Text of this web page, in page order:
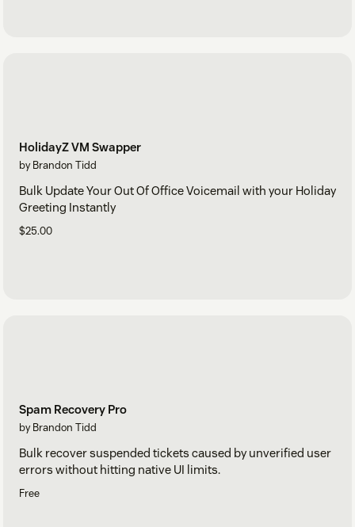
HolidayZ VM Swapper
by Brandon Tidd
Bulk Update Your Out Of Office Voicemail with your Holiday
Greeting Instantly
$25.00
Spam Recovery Pro
by Brandon Tidd
Bulk recover suspended tickets caused by unverified user
errors without hitting native UI limits.
Free